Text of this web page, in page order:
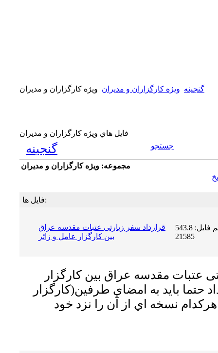
گنجینه ويژه كارگزاران و مديران ويژه كارگزاران و مديران
فايل هاي ويژه كارگزاران و مديران
گنجینه جستجو
مجموعه: ويژه كارگزاران و مديران
|
فایل ها:
قرارداد سفر زیارتی عتبات مقدسه عراق
بین کارگزار عامل و زائر
حجم فایل: 543.8 KB | دریافت ها:
21585
عتبات مقدسه عراق بین کارگزار
حتما بايد به امضاي طرفين(كارگزار
نسخه اي از آن را نزد خود